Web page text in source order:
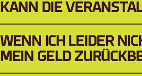
KANN DIE
WENN ICH LEIDER
MEIN GELD